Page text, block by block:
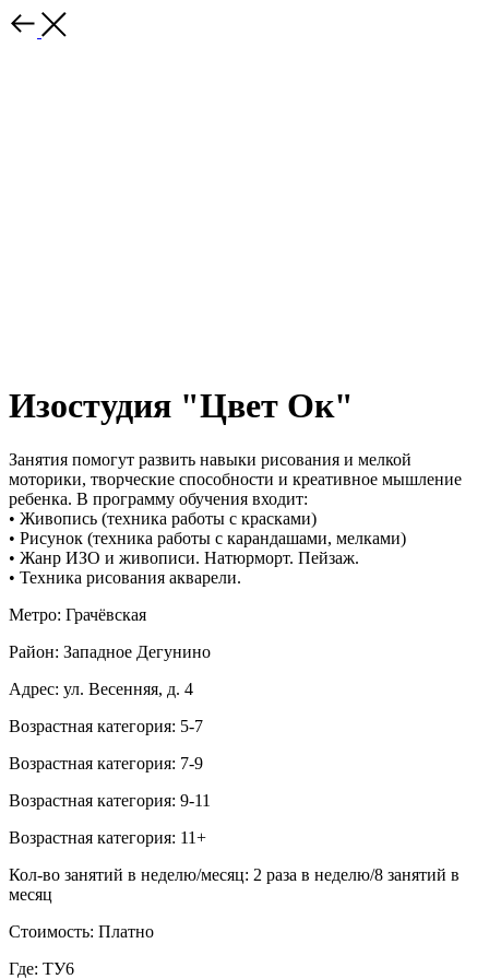
Изостудия "Цвет Ок"
Занятия помогут развить навыки рисования и мелкой
моторики, творческие способности и креативное мышление
ребенка. В программу обучения входит:
• Живопись (техника работы с красками)
• Рисунок (техника работы с карандашами, мелками)
• Жанр ИЗО и живописи. Натюрморт. Пейзаж.
• Техника рисования акварели.
Метро: Грачёвская
Район: Западное Дегунино
Адрес: ул. Весенняя, д. 4
Возрастная категория: 5-7
Возрастная категория: 7-9
Возрастная категория: 9-11
Возрастная категория: 11+
Кол-во занятий в неделю/месяц: 2 раза в неделю/8 занятий в
месяц
Стоимость: Платно
Где: ТУ6